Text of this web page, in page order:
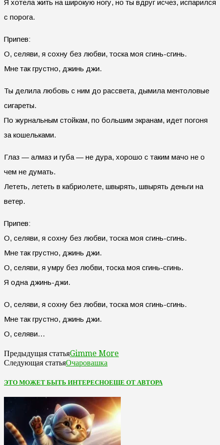
Я хотела жить на широкую ногу, но ты вдруг исчез, испарился
с порога.
Припев:
О, селяви, я сохну без любви, тоска моя сгинь-сгинь.
Мне так грустно, джинь джи.
Ты делила любовь с ним до рассвета, дымила ментоловые
сигареты.
По журнальным стойкам, по большим экранам, идет погоня
за кошельками.
Глаз — алмаз и губа — не дура, хорошо с таким мачо не о
чем не думать.
Лететь, лететь в кабриолете, швырять, швырять деньги на
ветер.
Припев:
О, селяви, я сохну без любви, тоска моя сгинь-сгинь.
Мне так грустно, джинь джи.
О, селяви, я умру без любви, тоска моя сгинь-сгинь.
Я одна джинь-джи.
О, селяви, я сохну без любви, тоска моя сгинь-сгинь.
Мне так грустно, джинь джи.
О, селяви…
Предыдущая статьяGimme More
Следующая статьяОчаровашка
ЭТО МОЖЕТ БЫТЬ ИНТЕРЕСНОЕЩЕ ОТ АВТОРА